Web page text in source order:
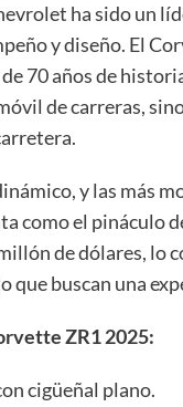
ha sido un
y diseño. El
70 años de
de carreras,
y las más
como el pináculo
de dólares, lo
buscan una
ZR1 2025:
cigüeñal plano.